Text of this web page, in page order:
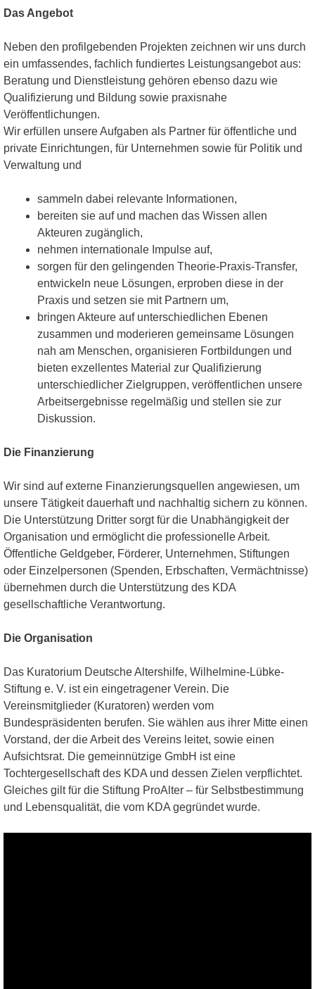
Das Angebot
Neben den profilgebenden Projekten zeichnen wir uns durch
ein umfassendes, fachlich fundiertes Leistungsangebot aus:
Beratung und Dienstleistung gehören ebenso dazu wie
Qualifizierung und Bildung sowie praxisnahe
Veröffentlichungen.
Wir erfüllen unsere Aufgaben als Partner für öffentliche und
private Einrichtungen, für Unternehmen sowie für Politik und
Verwaltung und
sammeln dabei relevante Informationen,
bereiten sie auf und machen das Wissen allen
Akteuren zugänglich,
nehmen internationale Impulse auf,
sorgen für den gelingenden Theorie-Praxis-Transfer,
entwickeln neue Lösungen, erproben diese in der
Praxis und setzen sie mit Partnern um,
bringen Akteure auf unterschiedlichen Ebenen
zusammen und moderieren gemeinsame Lösungen
nah am Menschen, organisieren Fortbildungen und
bieten exzellentes Material zur Qualifizierung
unterschiedlicher Zielgruppen, veröffentlichen unsere
Arbeitsergebnisse regelmäßig und stellen sie zur
Diskussion.
Die Finanzierung
Wir sind auf externe Finanzierungsquellen angewiesen, um
unsere Tätigkeit dauerhaft und nachhaltig sichern zu können.
Die Unterstützung Dritter sorgt für die Unabhängigkeit der
Organisation und ermöglicht die professionelle Arbeit.
Öffentliche Geldgeber, Förderer, Unternehmen, Stiftungen
oder Einzelpersonen (Spenden, Erbschaften, Vermächtnisse)
übernehmen durch die Unterstützung des KDA
gesellschaftliche Verantwortung.
Die Organisation
Das Kuratorium Deutsche Altershilfe, Wilhelmine-Lübke-
Stiftung e. V. ist ein eingetragener Verein. Die
Vereinsmitglieder (Kuratoren) werden vom
Bundespräsidenten berufen. Sie wählen aus ihrer Mitte einen
Vorstand, der die Arbeit des Vereins leitet, sowie einen
Aufsichtsrat. Die gemeinnützige GmbH ist eine
Tochtergesellschaft des KDA und dessen Zielen verpflichtet.
Gleiches gilt für die Stiftung ProAlter – für Selbstbestimmung
und Lebensqualität, die vom KDA gegründet wurde.